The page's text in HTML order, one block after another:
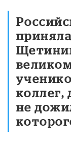
коллег,
не